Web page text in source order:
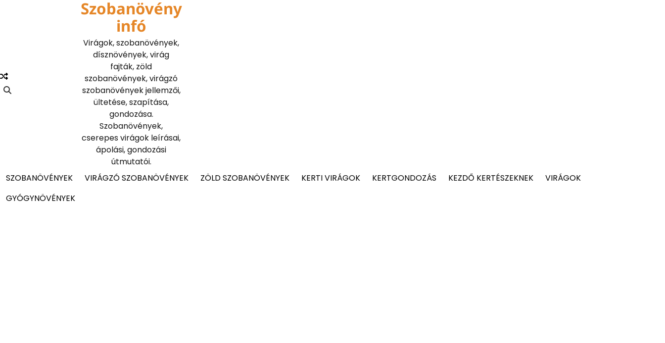
Szobanövény
infó
Virágok, szobanövények,
dísznövények, virág
fajták, zöld
szobanövények, virágzó
szobanövények jellemzői,
ültetése, szapítása,
gondozása.
Szobanövények,
cserepes virágok leírásai,
ápolási, gondozási
útmutatói.
SZOBANÖVÉNYEK
VIRÁGZÓ SZOBANÖVÉNYEK ZÖLD SZOBANÖVÉNYEK KERTI VIRÁGOK KERTGONDOZÁS KEZDŐ KERTÉSZEKNEK
VIRÁGOK
GYÓGYNÖVÉNYEK